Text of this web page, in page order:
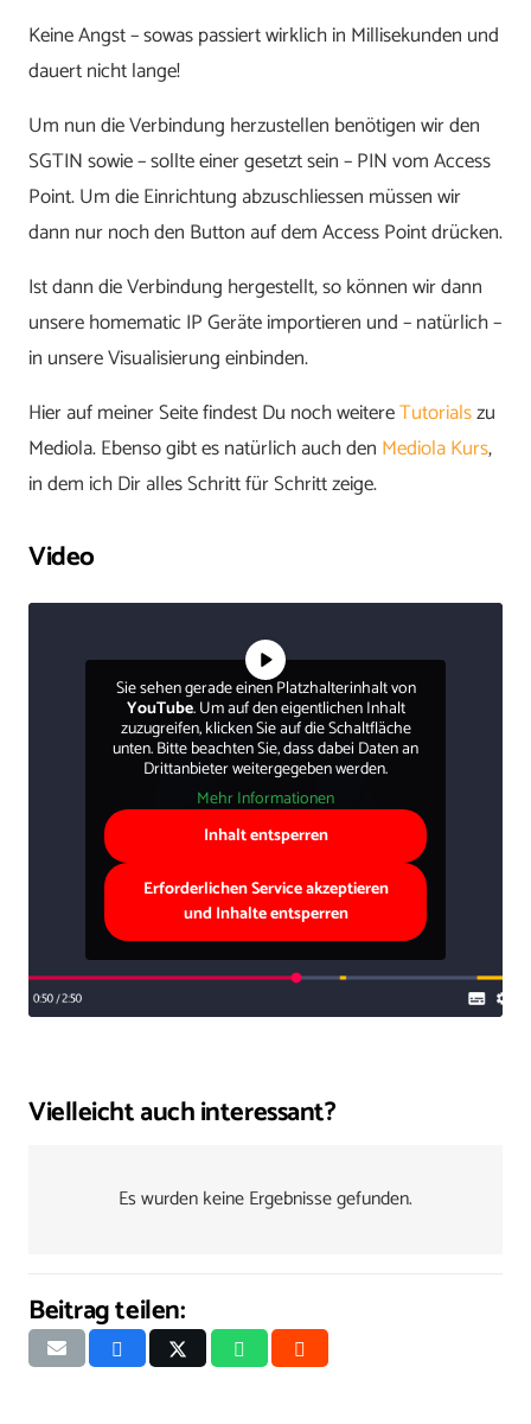
Keine Angst – sowas passiert wirklich in Millisekunden und
dauert nicht lange!
Um nun die Verbindung herzustellen benötigen wir den
SGTIN sowie – sollte einer gesetzt sein – PIN vom Access
Point. Um die Einrichtung abzuschliessen müssen wir
dann nur noch den Button auf dem Access Point drücken.
Ist dann die Verbindung hergestellt, so können wir dann
unsere homematic IP Geräte importieren und – natürlich –
in unsere Visualisierung einbinden.
Hier auf meiner Seite findest Du noch weitereTutorialszu
Mediola. Ebenso gibt es natürlich auch den Mediola Kurs,
in dem ich Dir alles Schritt für Schritt zeige.
Video
Sie sehen gerade einen Platzhalterinhalt von
YouTube. Um auf den eigentlichen Inhalt
zuzugreifen, klicken Sie auf die Schaltfläche
unten. Bitte beachten Sie, dass dabei Daten an
Drittanbieter weitergegeben werden.
Mehr Informationen
Inhalt entsperren
Erforderlichen Service akzeptieren
und Inhalte entsperren
Vielleicht auch interessant?
Es wurden keine Ergebnisse gefunden.
Beitrag teilen: